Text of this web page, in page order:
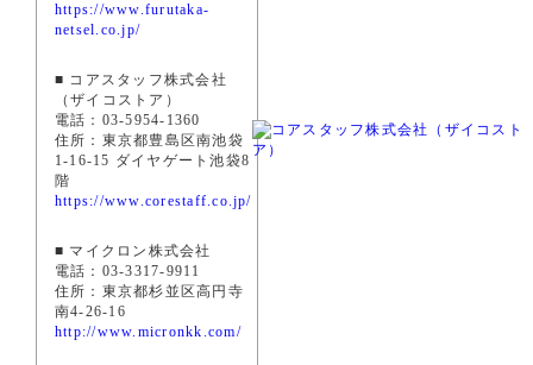
https://www.furutaka-
netsel.co.jp/
■ コアスタッフ株式会社
（ザイコストア）
電話：03-5954-1360
住所：東京都豊島区南池袋
1-16-15 ダイヤゲート池袋8
階
https://www.corestaff.co.jp/
■ マイクロン株式会社
電話：03-3317-9911
住所：東京都杉並区高円寺
南4-26-16
http://www.micronkk.com/